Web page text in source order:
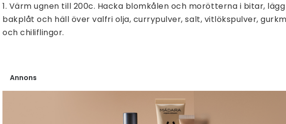
1. Värm ugnen till 200c. Hacka blomkålen och morötterna i bitar,
bakplåt och häll över valfri olja, currypulver, salt, vitlökspulver,
och chiliflingor.
Annons